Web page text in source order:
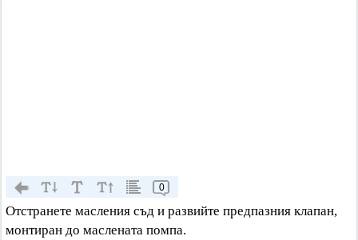
0
Отстранете масления съд и развийте предпазния клапан,
монтиран до маслената помпа.